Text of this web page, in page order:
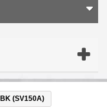
(SV150A)